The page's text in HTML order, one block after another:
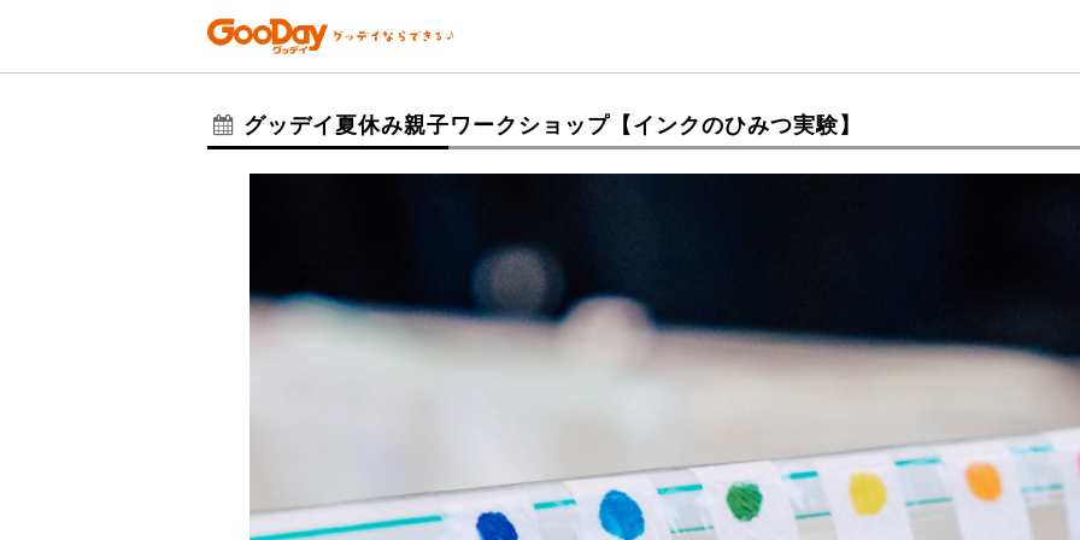
グッデイ夏休み親子ワークショップ【インクのひみつ実験】